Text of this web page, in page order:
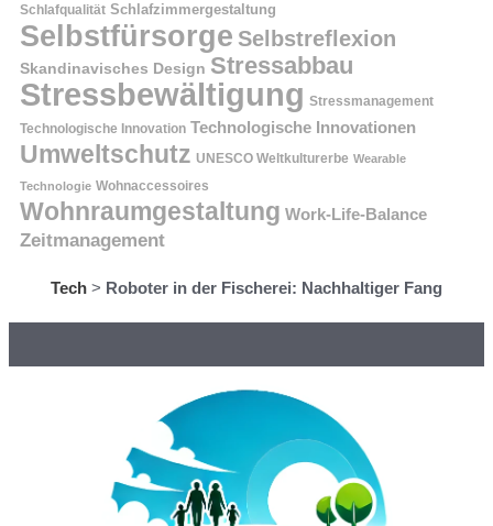
Schlafqualität Schlafzimmergestaltung
Selbstfürsorge Selbstreflexion
Skandinavisches Design Stressabbau
Stressbewältigung Stressmanagement
Technologische Innovation Technologische Innovationen
Umweltschutz UNESCO Weltkulturerbe Wearable
Technologie Wohnaccessoires
Wohnraumgestaltung Work-Life-Balance
Zeitmanagement
Tech > Roboter in der Fischerei: Nachhaltiger Fang